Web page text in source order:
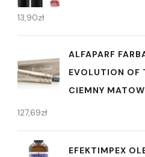
13,90zł
ALFAPARF
EVOLUTION OF
CIEMNY
127,69zł
EFEKTIMPEX